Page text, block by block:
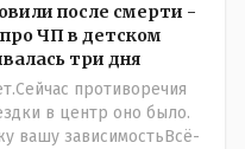
после смерти -
ЧП в детском
три дня
противоречия
в центр оно было.
вашу зависимостьВсё-